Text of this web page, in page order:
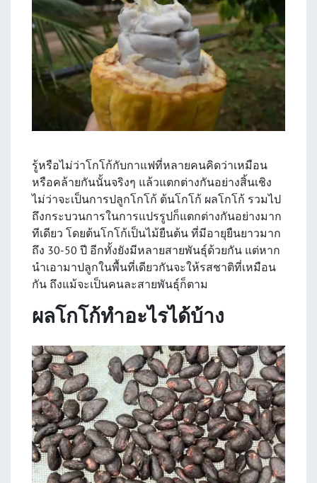
รู้หรือไม่ว่าโกโก้กับกาแฟที่หลายคนคิดว่าเหมือน
หรือคล้ายกันนั้นจริงๆ แล้วแตกต่างกันอย่างสิ้นเชิง
ไม่ว่าจะเป็นการปลูกโกโก้ ต้นโกโก้ ผลโกโก้ รวมไป
ถึงกระบวนการในการแปรรูปก็แตกต่างกันอย่างมาก
ทีเดียว โดยต้นโกโก้เป็นไม้ยืนต้น ที่มีอายุยืนยาวมาก
ถึง 30-50 ปี อีกทั้งยังมีหลายสายพันธุ์ด้วยกัน แต่หาก
นำเอามาปลูกในพื้นที่เดียวกันจะให้รสชาติที่เหมือน
กัน ถึงแม้จะเป็นคนละสายพันธุ์ก็ตาม
ผลโกโก้ทำอะไรได้บ้าง